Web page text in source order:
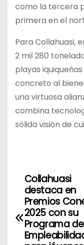
como la tercera
primera en el
Para Collahuasi,
2 mil 280
playas
concreto al
una virtuosa
combina
sólida visión de
N
v
Collahuasi
destaca en
Premios
2025 con su
Programa de